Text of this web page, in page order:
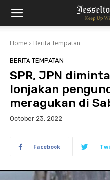
Home Berita Tempatan
BERITA TEMPATAN
SPR, JPN
lonjakan
meragukan di
October 23, 2022
Facebook